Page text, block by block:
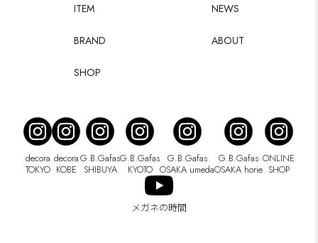
ITEM
BRAND
SHOP
NEWS
ABOUT
decora
TOKYO
decora
KOBE
G.B.Gafas
SHIBUYA
G.B.Gafas
KYOTO
G.B.Gafas
OSAKA umeda
G.B.Gafas
OSAKA horie
ONLINE
SHOP
メガネの時間